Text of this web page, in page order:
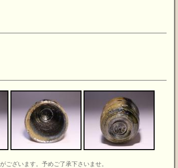
ざいます。予めご了承下さいませ。